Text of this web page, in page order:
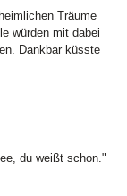
Träume
würden mit dabei
Dankbar küsste
du weißt schon."